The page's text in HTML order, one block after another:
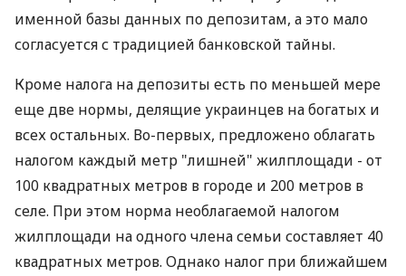
именной базы данных по депозитам, а это мало
согласуется с традицией банковской тайны.
Кроме налога на депозиты есть по меньшей мере
еще две нормы, делящие украинцев на богатых и
всех остальных. Во-первых, предложено облагать
налогом каждый метр "лишней" жилплощади - от
100 квадратных метров в городе и 200 метров в
селе. При этом норма необлагаемой налогом
жилплощади на одного члена семьи составляет 40
квадратных метров. Однако налог при ближайшем